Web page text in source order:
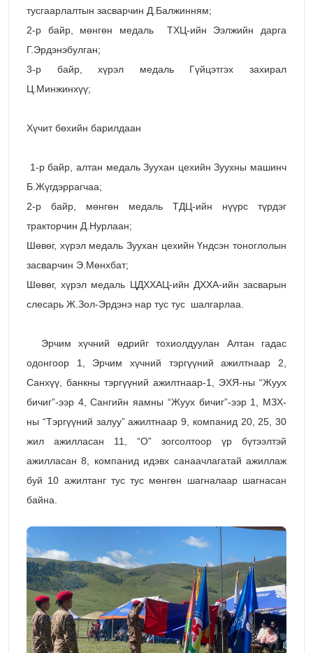
тусгаарлалтын засварчин Д.Балжинням;
2-р байр, мөнгөн медаль
ТХЦ-ийн Ээлжийн дарга
Г.Эрдэнэбулган;
3-р байр, хүрэл медаль Гүйцэтгэх захирал
Ц.Минжинхүү;
Хүчит бөхийн барилдаан
1-р байр, алтан медаль Зуухан цехийн Зуухны машинч
Б.Жүгдэррагчаа;
2-р байр, мөнгөн медаль ТДЦ-ийн нүүрс түрдэг
тракторчин Д.Нурлаан;
Шөвөг, хүрэл медаль Зуухан цехийн Үндсэн тоноглолын
засварчин Э.Мөнхбат;
Шөвөг, хүрэл медаль ЦДХХАЦ-ийн ДХХА-ийн засварын
слесарь Ж.Зол-Эрдэнэ нар тус тус шалгарлаа.
Эрчим хүчний өдрийг тохиолдуулан Алтан гадас
одонгоор 1, Эрчим хүчний тэргүүний ажилтнаар 2,
Санхүү, банкны тэргүүний ажилтнаар-1, ЭХЯ-ны “Жуух
бичиг”-ээр 4, Сангийн яамны “Жуух бичиг”-ээр 1, МЗХ-
ны “Тэргүүний залуу” ажилтнаар 9, компанид 20, 25, 30
жил ажилласан 11, “О” зогсолтоор үр бүтээлтэй
ажилласан 8, компанид идэвх санаачлагатай ажиллаж
буй 10 ажилтанг тус тус мөнгөн шагналаар шагнасан
байна.